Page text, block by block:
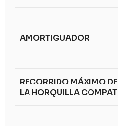
AMORTIGUADOR
RECORRIDO MÁXIMO DE
LA HORQUILLA